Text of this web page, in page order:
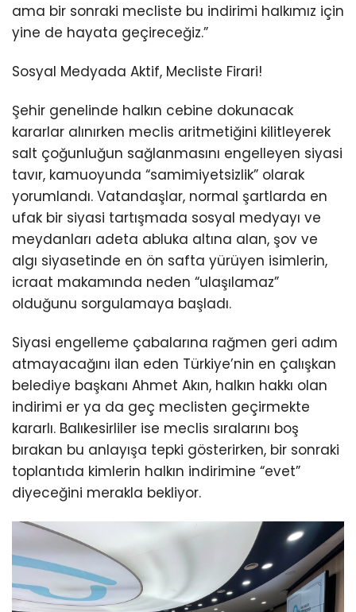
ama bir sonraki mecliste bu indirimi halkımız için
yine de hayata geçireceğiz.”
Sosyal Medyada Aktif, Mecliste Firari!
Şehir genelinde halkın cebine dokunacak
kararlar alınırken meclis aritmetiğini kilitleyerek
salt çoğunluğun sağlanmasını engelleyen siyasi
tavır, kamuoyunda “samimiyetsizlik” olarak
yorumlandı. Vatandaşlar, normal şartlarda en
ufak bir siyasi tartışmada sosyal medyayı ve
meydanları adeta abluka altına alan, şov ve
algı siyasetinde en ön safta yürüyen isimlerin,
icraat makamında neden “ulaşılamaz”
olduğunu sorgulamaya başladı.
Siyasi engelleme çabalarına rağmen geri adım
atmayacağını ilan eden Türkiye’nin en çalışkan
belediye başkanı Ahmet Akın, halkın hakkı olan
indirimi er ya da geç meclisten geçirmekte
kararlı. Balıkesirliler ise meclis sıralarını boş
bırakan bu anlayışa tepki gösterirken, bir sonraki
toplantıda kimlerin halkın indirimine “evet”
diyeceğini merakla bekliyor.